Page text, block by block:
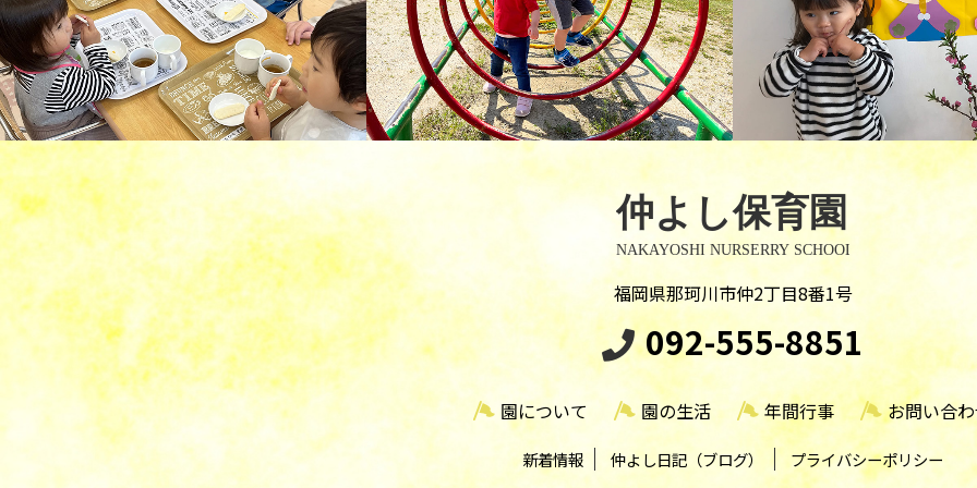
福岡県那珂川市仲2丁目8番1号
092-555-8851
園について 園の生活 年間行事 お問い合
新着情報 仲よし日記（ブログ） プライバシーポリシー